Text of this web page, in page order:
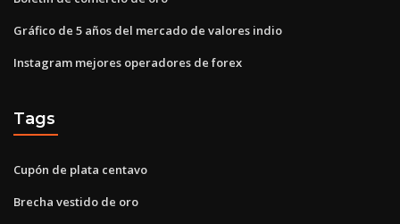
Gráfico de 5 años del mercado de valores indio
Instagram mejores operadores de forex
Tags
Cupón de plata centavo
Brecha vestido de oro